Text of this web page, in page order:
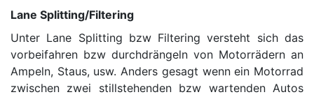
Lane Splitting/Filtering
Unter Lane Splitting bzw Filtering versteht sich das
vorbeifahren bzw durchdrängeln von Motorrädern an
Ampeln, Staus, usw. Anders gesagt wenn ein Motorrad
zwischen zwei stillstehenden bzw wartenden Autos